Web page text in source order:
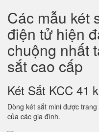
Các mẫu két
điện tử hiện
chuộng nhất
sắt cao cấp
Két Sắt KCC 41
Dòng két sắt mini được
của các gia đình.